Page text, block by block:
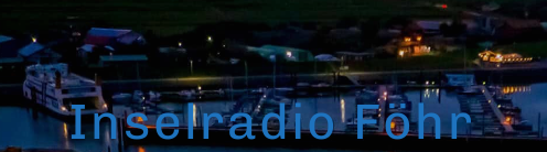
Inselradio Föhr